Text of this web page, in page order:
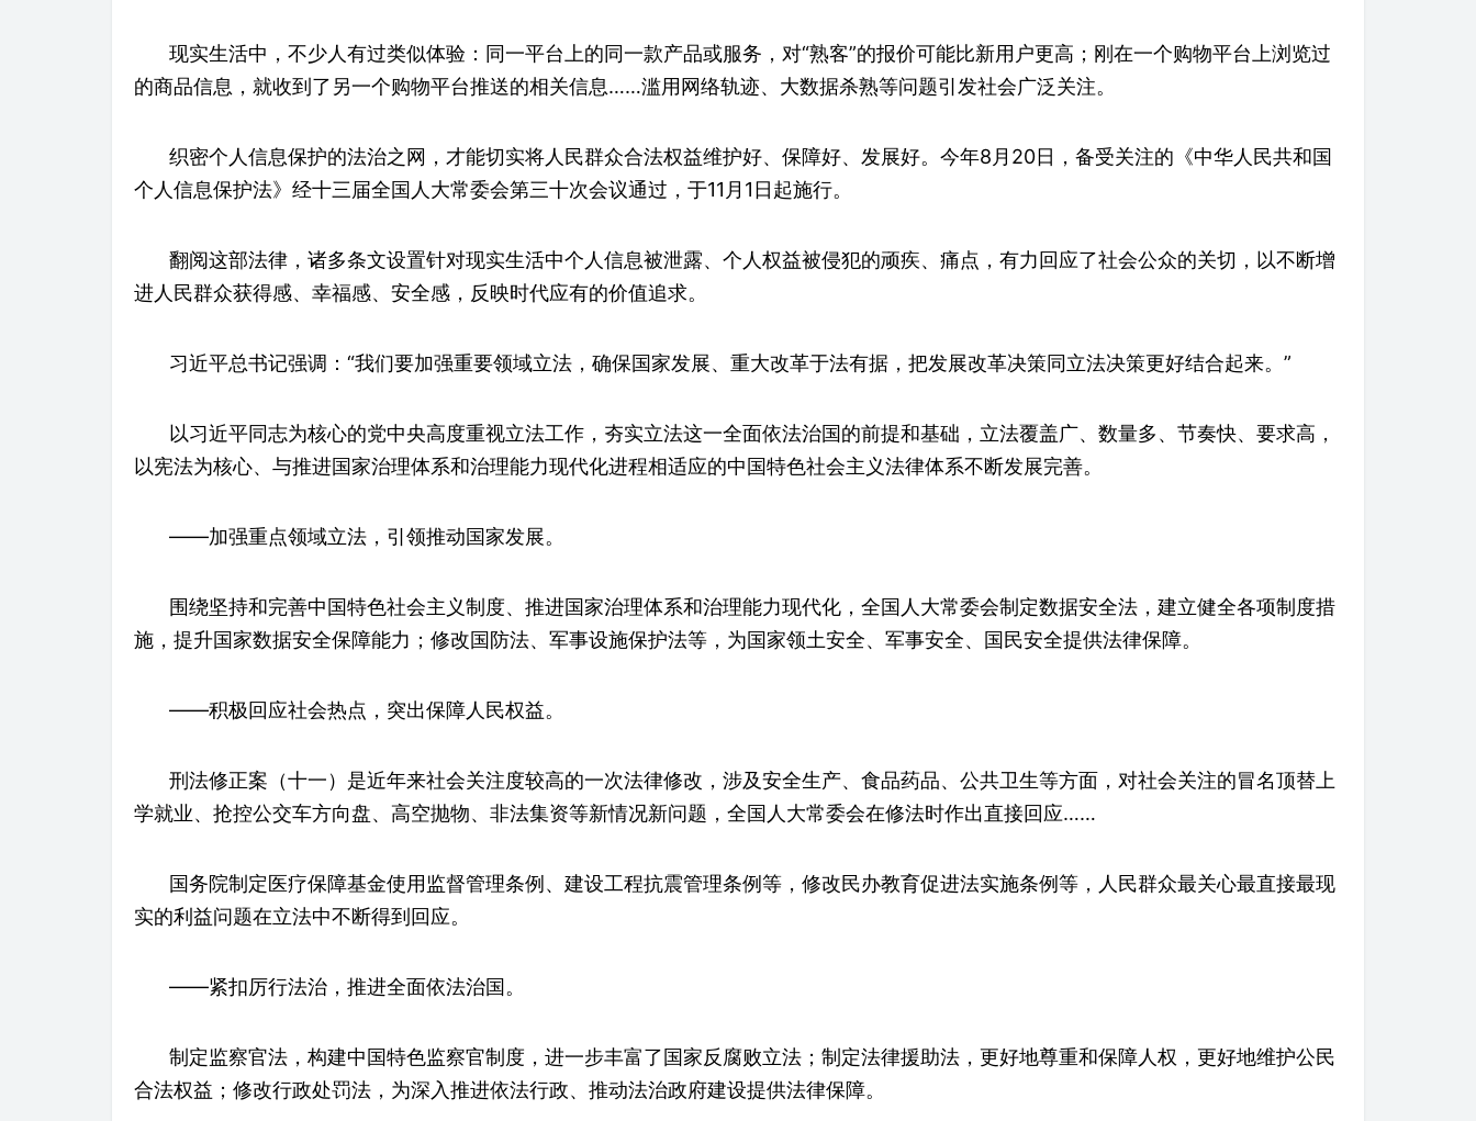
现实生活中，不少人有过类似体验：同一平台上的同一款产品或服务，对“熟客”的报价可能比新用户更高；刚在一个购物平台上浏览过
的商品信息，就收到了另一个购物平台推送的相关信息……滥用网络轨迹、大数据杀熟等问题引发社会广泛关注。
织密个人信息保护的法治之网，才能切实将人民群众合法权益维护好、保障好、发展好。今年8月20日，备受关注的《中华人民共和国
个人信息保护法》经十三届全国人大常委会第三十次会议通过，于11月1日起施行。
翻阅这部法律，诸多条文设置针对现实生活中个人信息被泄露、个人权益被侵犯的顽疾、痛点，有力回应了社会公众的关切，以不断增
进人民群众获得感、幸福感、安全感，反映时代应有的价值追求。
习近平总书记强调：“我们要加强重要领域立法，确保国家发展、重大改革于法有据，把发展改革决策同立法决策更好结合起来。”
以习近平同志为核心的党中央高度重视立法工作，夯实立法这一全面依法治国的前提和基础，立法覆盖广、数量多、节奏快、要求高，
以宪法为核心、与推进国家治理体系和治理能力现代化进程相适应的中国特色社会主义法律体系不断发展完善。
——加强重点领域立法，引领推动国家发展。
围绕坚持和完善中国特色社会主义制度、推进国家治理体系和治理能力现代化，全国人大常委会制定数据安全法，建立健全各项制度措
施，提升国家数据安全保障能力；修改国防法、军事设施保护法等，为国家领土安全、军事安全、国民安全提供法律保障。
——积极回应社会热点，突出保障人民权益。
刑法修正案（十一）是近年来社会关注度较高的一次法律修改，涉及安全生产、食品药品、公共卫生等方面，对社会关注的冒名顶替上
学就业、抢控公交车方向盘、高空抛物、非法集资等新情况新问题，全国人大常委会在修法时作出直接回应……
国务院制定医疗保障基金使用监督管理条例、建设工程抗震管理条例等，修改民办教育促进法实施条例等，人民群众最关心最直接最现
实的利益问题在立法中不断得到回应。
——紧扣厉行法治，推进全面依法治国。
制定监察官法，构建中国特色监察官制度，进一步丰富了国家反腐败立法；制定法律援助法，更好地尊重和保障人权，更好地维护公民
合法权益；修改行政处罚法，为深入推进依法行政、推动法治政府建设提供法律保障。